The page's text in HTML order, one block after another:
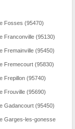
Fosses (95470)
Franconville (95130)
Fremainville (95450)
Fremecourt (95830)
Frepillon (95740)
Frouville (95690)
Gadancourt (95450)
Garges-les-gonesse